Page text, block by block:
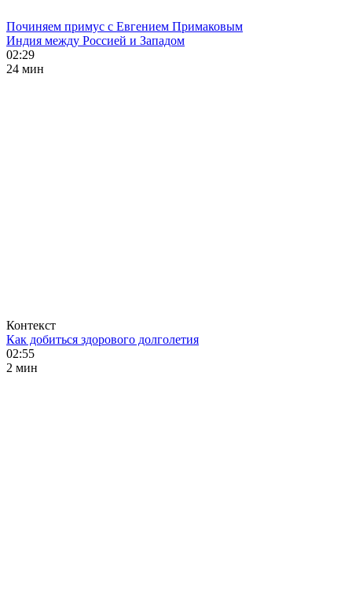
Починяем примус с Евгением Примаковым
Индия между Россией и Западом
02:29
24 мин
Контекст
Как добиться здорового долголетия
02:55
2 мин